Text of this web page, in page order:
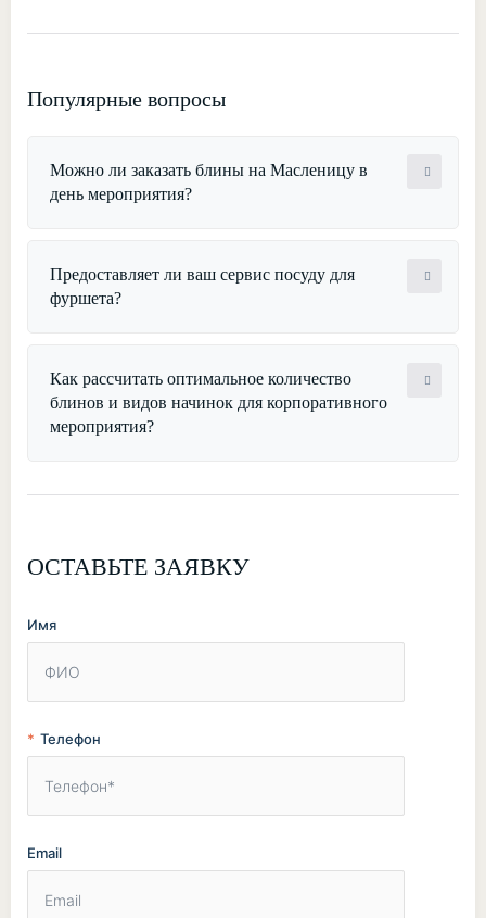
Популярные вопросы
Можно ли заказать блины на Масленицу в
день мероприятия?
Предоставляет ли ваш сервис посуду для
фуршета?
Как рассчитать оптимальное количество
блинов и видов начинок для корпоративного
мероприятия?
ОСТАВЬТЕ ЗАЯВКУ
Имя
Телефон
Email